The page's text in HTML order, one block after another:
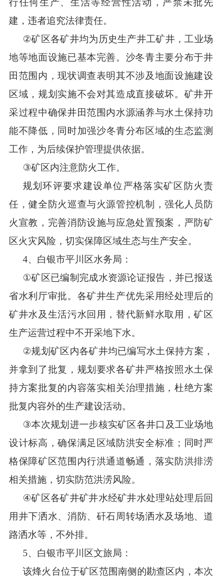
行任何生产、生活等经营性活动，严禁未批先
建，违者追究法律责任。
②矿区各矿井均为历史生产井工矿井，工业场
地等地面设施已基本完善。沙冬青主要分布于井
田范围内，现状调查表明其不涉及地面设施建设
区域，规划实施不会对其造成直接破坏。矿井开
采过程中确保井田范围内水源涵养与水土保持功
能不降低 ， 同时加强沙冬青分布区域的生态监测
工作，为后续保护管理提供依据。
③矿区内注意防火工作。
规划环评要求建设单位严格落实矿区防火责
任，健全防火巡查与火源管控机制，强化人员防
火宣教，完善消防设施与应急处置预案，严防矿
区火灾风险，切实保障区域生态与生产安全。
4、白银市平川区水务局：
①矿区已编制完成水资源论证报告，并已报送
省水利厅审批。各矿井生产优先采用经处理后的
矿井水及生活污水回用，替代新鲜水取用，矿区
生产运营过程中不开采地下水。
②规划矿区内各矿井均已编写水土保持方案，
并拿到了批复，规划要求各矿井严格按照水土保
持方案批复的内容落实相关治理措施，杜绝方案
批复内容外的生产建设活动。
③本次规划进一步核实矿区各井口及工业场地
设计标高，确保满足区域防洪安全标准；同时严
格保障矿区范围内行洪通道畅通，落实防洪排涝
相关措施，切实防范洪涝风险。
④矿区各矿井矿井水经矿井水处理站处理后回
用井下洒水、消防、矸石周转场洒水及场地、道
路洒水等，不外排。
5、白银市平川区文旅局：
该烽火台位于矿区范围南侧的勘查区内，本次